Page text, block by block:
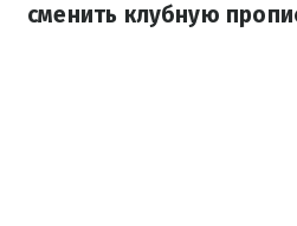
сменить клубную